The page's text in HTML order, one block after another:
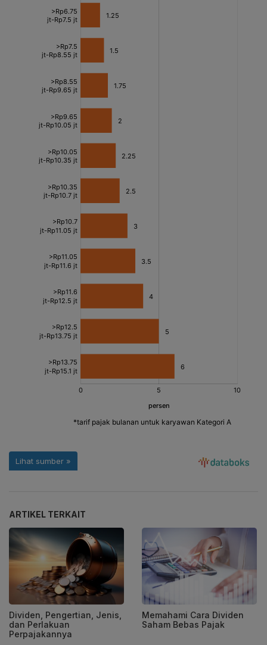
ARTIKEL TERKAIT
Dividen, Pengertian, Jenis,
dan Perlakuan
Perpajakannya
Memahami Cara Dividen
Saham Bebas Pajak